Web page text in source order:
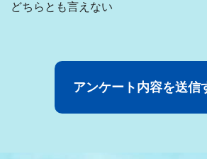
どちらとも言えない